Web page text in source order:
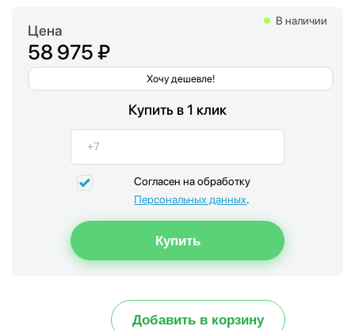
Цена
58 975 ₽
Хочу дешевле!
В наличии
Купить в 1 клик
Согласен на обработку
Персональных данных.
Добавить в корзину